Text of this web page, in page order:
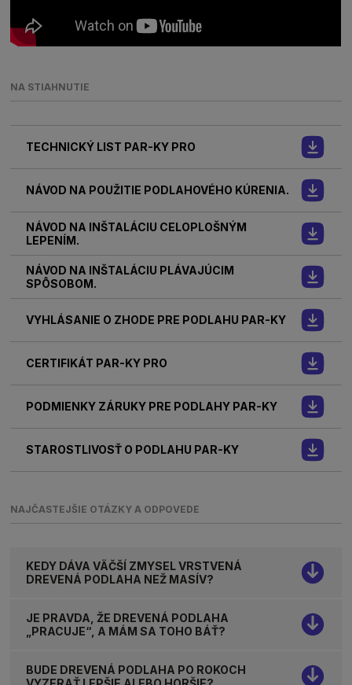
NA STIAHNUTIE
TECHNICKÝ LIST PAR-KY PRO
NÁVOD NA POUŽITIE PODLAHOVÉHO KÚRENIA.
NÁVOD NA INŠTALÁCIU CELOPLOŠNÝM
LEPENÍM.
NÁVOD NA INŠTALÁCIU PLÁVAJÚCIM
SPÔSOBOM.
VYHLÁSANIE O ZHODE PRE PODLAHU PAR-KY
CERTIFIKÁT PAR-KY PRO
PODMIENKY ZÁRUKY PRE PODLAHY PAR-KY
STAROSTLIVOSŤ O PODLAHU PAR-KY
NAJČASTEJŠIE OTÁZKY A ODPOVEDE
KEDY DÁVA VÄČŠÍ ZMYSEL VRSTVENÁ
DREVENÁ PODLAHA NEŽ MASÍV?
JE PRAVDA, ŽE DREVENÁ PODLAHA
„PRACUJE“, A MÁM SA TOHO BÁŤ?
BUDE DREVENÁ PODLAHA PO ROKOCH